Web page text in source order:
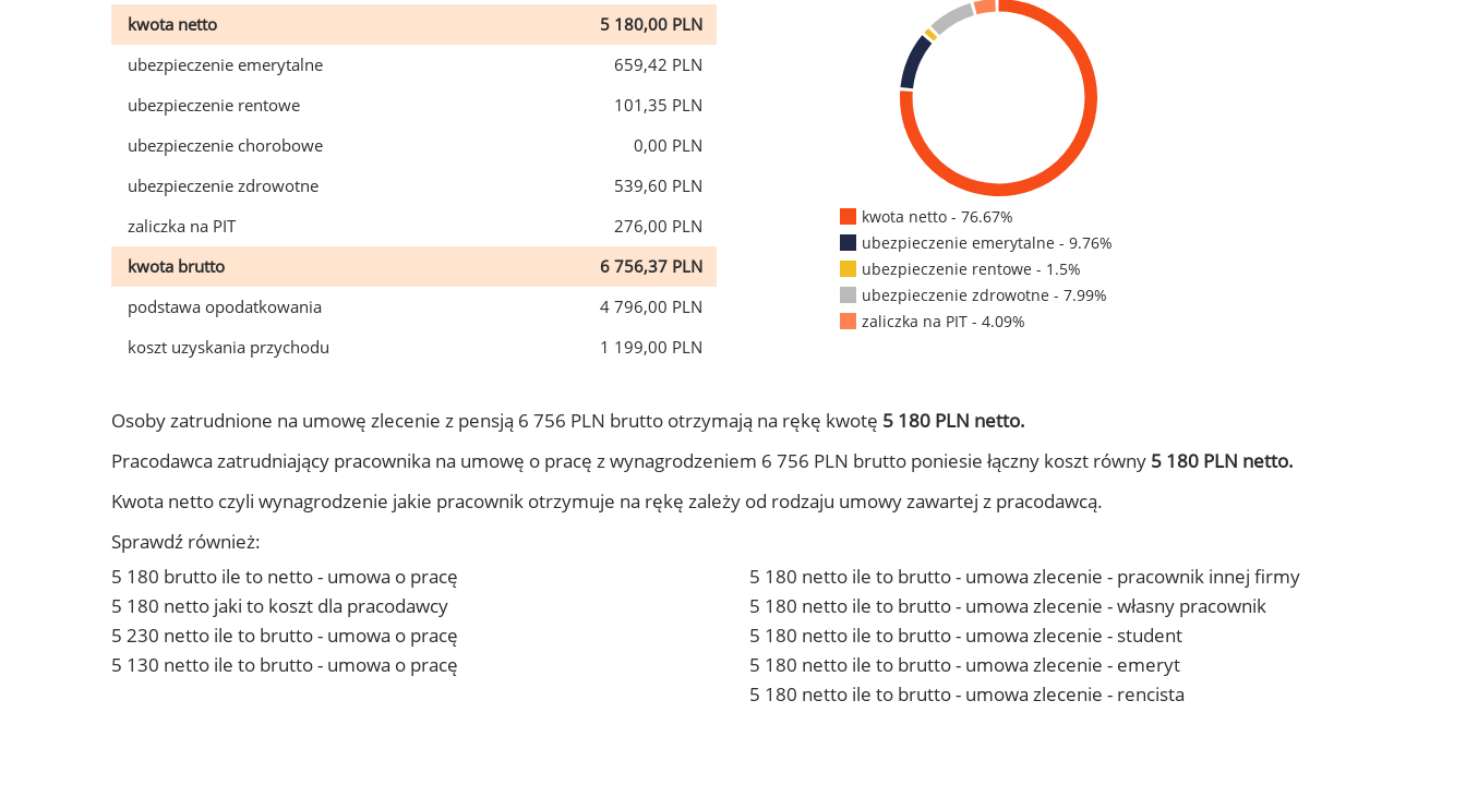
kwota netto
5 180,00 PLN
ubezpieczenie emerytalne
659,42 PLN
ubezpieczenie rentowe
101,35 PLN
ubezpieczenie chorobowe
0,00 PLN
ubezpieczenie zdrowotne
539,60 PLN
zaliczka na PIT
276,00 PLN
kwota brutto
6 756,37 PLN
podstawa opodatkowania
4 796,00 PLN
koszt uzyskania przychodu
1 199,00 PLN
kwota netto - 76.67%
ubezpieczenie emerytalne - 9.76%
ubezpieczenie rentowe - 1.5%
ubezpieczenie zdrowotne - 7.99%
zaliczka na PIT - 4.09%
Osoby zatrudnione na umowę zlecenie z pensją 6 756 PLN brutto otrzymają na rękę kwotę 5 180 PLN netto.
Pracodawca zatrudniający pracownika na umowę o pracę z wynagrodzeniem 6 756 PLN brutto poniesie łączny koszt równy 5 180 PLN netto.
Kwota netto czyli wynagrodzenie jakie pracownik otrzymuje na rękę zależy od rodzaju umowy zawartej z pracodawcą.
Sprawdź również:
5 180 brutto ile to netto - umowa o pracę
5 180 netto jaki to koszt dla pracodawcy
5 230 netto ile to brutto - umowa o pracę
5 130 netto ile to brutto - umowa o pracę
5 180 netto ile to brutto - umowa zlecenie - pracownik innej firmy
5 180 netto ile to brutto - umowa zlecenie - własny pracownik
5 180 netto ile to brutto - umowa zlecenie - student
5 180 netto ile to brutto - umowa zlecenie - emeryt
5 180 netto ile to brutto - umowa zlecenie - rencista